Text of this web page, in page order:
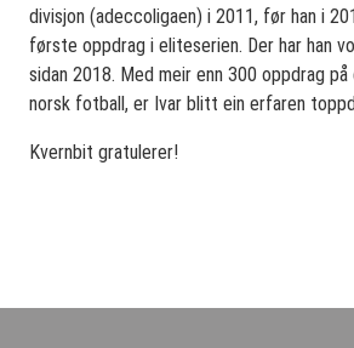
divisjon (adeccoligaen) i 2011, før han i
første oppdrag i eliteserien. Der har han
sidan 2018. Med meir enn 300 oppdrag
norsk fotball, er Ivar blitt ein erfaren
Kvernbit gratulerer!